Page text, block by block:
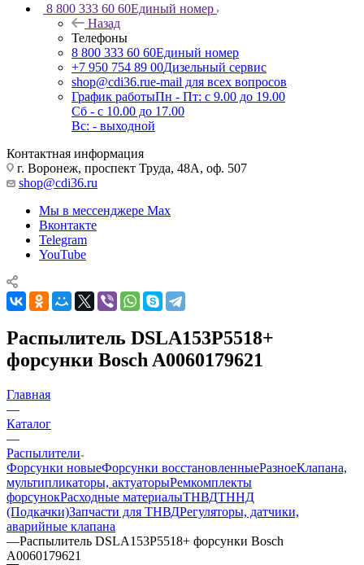
8 800 333 60 60Единый номер
Назад
Телефоны
8 800 333 60 60Единый номер
+7 950 754 89 00Дизельный сервис
shop@cdi36.rue-mail для всех вопросов
График работыПн - Пт: с 9.00 до 19.00
Сб - с 10.00 до 17.00
Вс: - выходной
Контактная информация
г. Воронеж, проспект Труда, 48А, оф. 507
shop@cdi36.ru
Мы в мессенджере Max
Вконтакте
Telegram
YouTube
Распылитель DSLA153P5518+
форсунки Bosch A0060179621
Главная
—
Каталог
—
Распылители
Форсунки новыеФорсунки восстановленныеРазноеКлапана,
мультипликаторы, актуаторыРемкомплекты
форсунокРасходные материалыТНВДТННД
(Подкачки)Запчасти для ТНВДРегуляторы, датчики,
аварийные клапана
—Распылитель DSLA153P5518+ форсунки Bosch
A0060179621